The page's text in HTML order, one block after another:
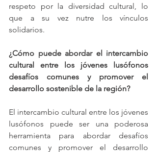
respeto por la diversidad cultural, lo
que a su vez nutre los vínculos
solidarios.
¿Cómo puede abordar el intercambio
cultural entre los jóvenes lusófonos
desafíos comunes y promover el
desarrollo sostenible de la región?
El intercambio cultural entre los jóvenes
lusófonos puede ser una poderosa
herramienta para abordar desafíos
comunes y promover el desarrollo